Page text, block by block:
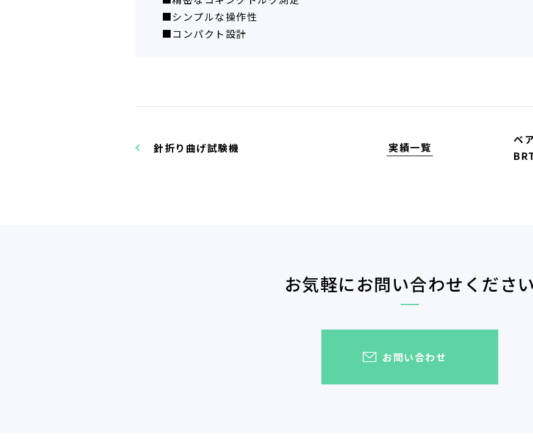
■シンプルな操作性
■コンパクト設計
針折り曲げ試験機 実績一覧
ベ
お気軽にお問い合わせください
お問い合わせ